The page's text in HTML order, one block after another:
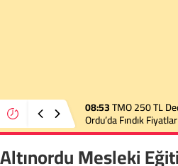
08:53TMO 250 TL
Ordu’da Fındık
Altınordu Mesleki